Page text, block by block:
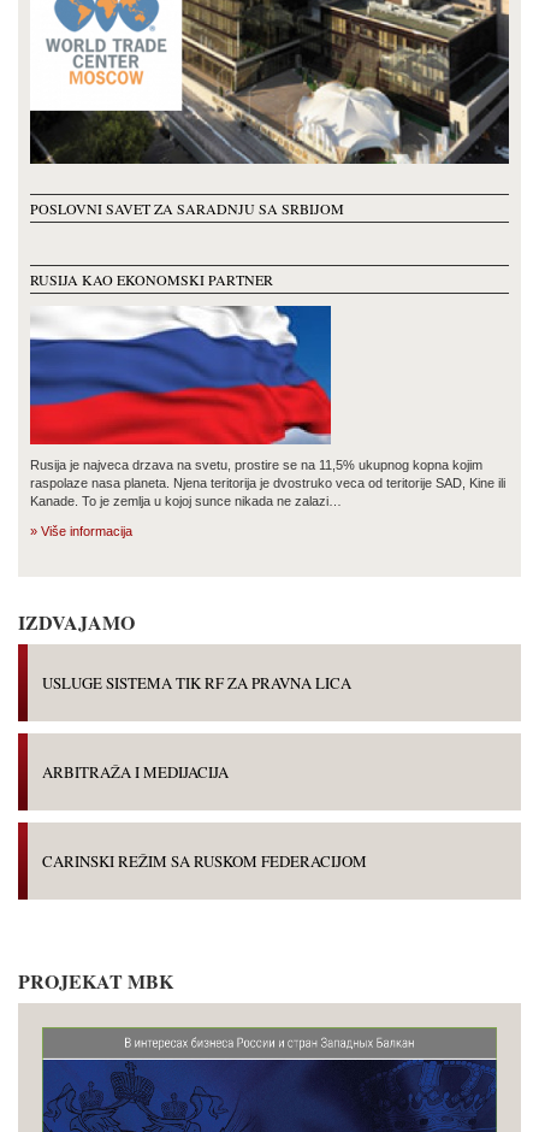
POSLOVNI SAVET ZA SARADNJU SA SRBIJOM
RUSIJA KAO EKONOMSKI PARTNER
Rusija je najveca drzava na svetu, prostire se na 11,5% ukupnog kopna kojim
raspolaze nasa planeta. Njena teritorija je dvostruko veca od teritorije SAD, Kine ili
Kanade. To je zemlja u kojoj sunce nikada ne zalazi…
» Više informacija
IZDVAJAMO
USLUGE SISTEMA TIK RF ZA PRAVNA LICA
ARBITRAŽA I MEDIJACIJA
CARINSKI REŽIM SA RUSKOM FEDERACIJOM
PROJEKAT MBK